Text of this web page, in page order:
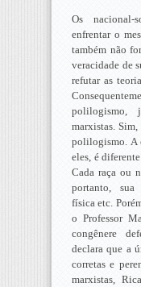
Os nacional-
enfrentar o
também não
veracidade de
refutar as
polilogismo,
marxistas.
polilogismo. A
eles, é
Cada raça ou
portanto, sua
física etc.
o Professor
congênere
declara que a
corretas e
marxistas,